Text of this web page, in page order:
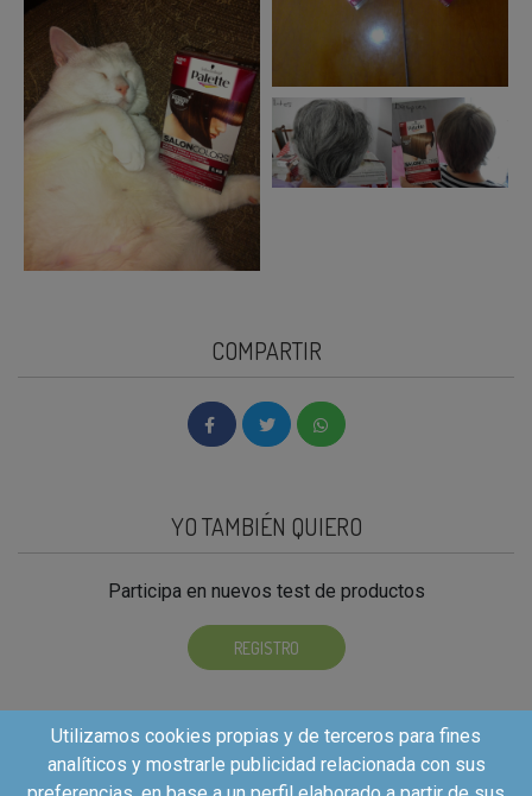
COMPARTIR
YO TAMBIÉN QUIERO
Participa en nuevos test de productos
REGISTRO
Utilizamos cookies propias y de terceros para fines
analíticos y mostrarle publicidad relacionada con sus